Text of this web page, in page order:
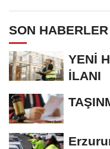
SON HABERLER
YENİ
İLANI